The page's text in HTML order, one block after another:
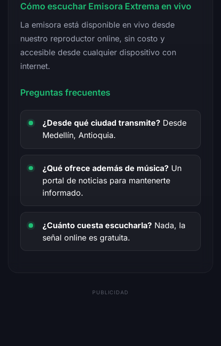
Cómo escuchar Emisora Extrema en vivo
La emisora está disponible en vivo desde
nuestro reproductor online, sin costo y
accesible desde cualquier dispositivo con
internet.
Preguntas frecuentes
¿Desde qué ciudad transmite? Desde
Medellín, Antioquia.
¿Qué ofrece además de música? Un
portal de noticias para mantenerte
informado.
¿Cuánto cuesta escucharla? Nada, la
señal online es gratuita.
PUBLICIDAD